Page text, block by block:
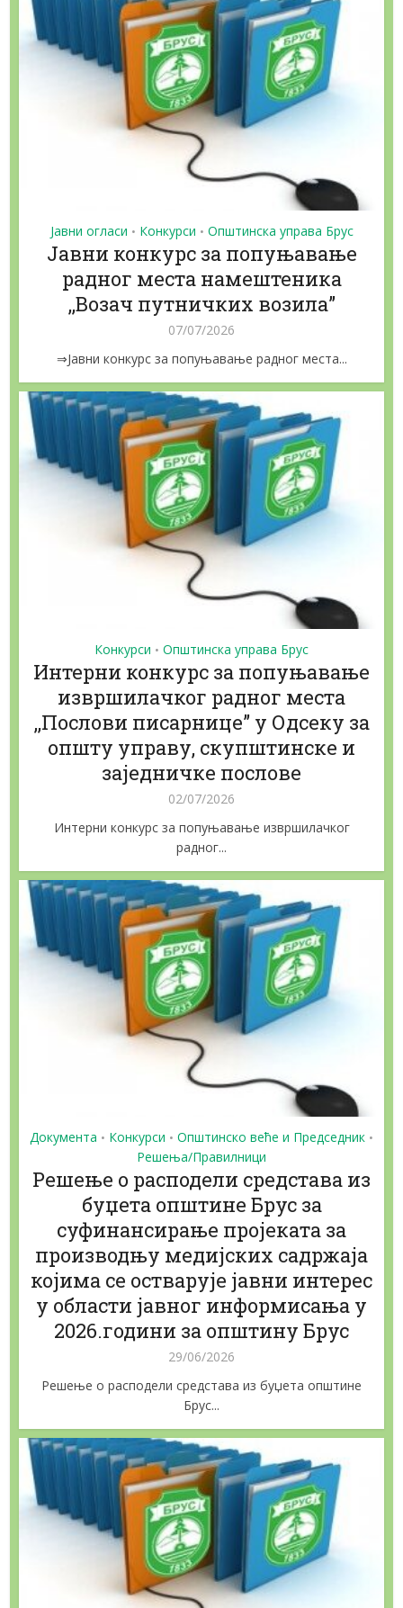
Јавни огласи • Конкурси • Општинска управа Брус
Јавни конкурс за попуњавање
радног места намештеника
,,Возач путничких возила”
07/07/2026
⇒Јавни конкурс за попуњавање радног места...
Конкурси • Општинска управа Брус
Интерни конкурс за попуњавање
извршилачког радног места
,,Послови писарнице” у Одсеку за
општу управу, скупштинске и
заједничке послове
02/07/2026
Интерни конкурс за попуњавање извршилачког
радног...
Документа • Конкурси • Општинско веће и Председник •
Решења/Правилници
Решење о расподели средстава из
буџета општине Брус за
суфинансирање пројеката за
производњу медијских садржаја
којима се остварује јавни интерес
у области јавног информисања у
2026.години за општину Брус
29/06/2026
Решење о расподели средстава из буџета општине
Брус...